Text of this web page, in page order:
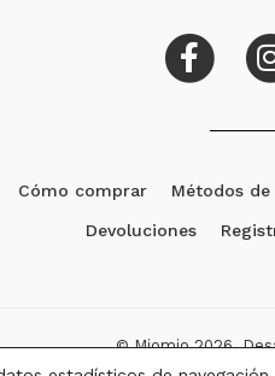
Cómo comprar Métodos de
Devoluciones
© Miomio 2026.